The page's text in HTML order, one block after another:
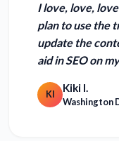
I love, love,
plan to use the
update the
aid in SEO on
KI Kiki I.
Washington